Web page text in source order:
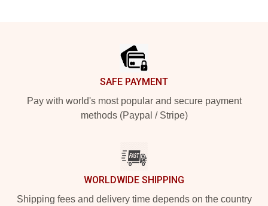
SAFE PAYMENT
Pay with world's most popular and secure payment
methods (Paypal / Stripe)
WORLDWIDE SHIPPING
Shipping fees and delivery time depends on the country